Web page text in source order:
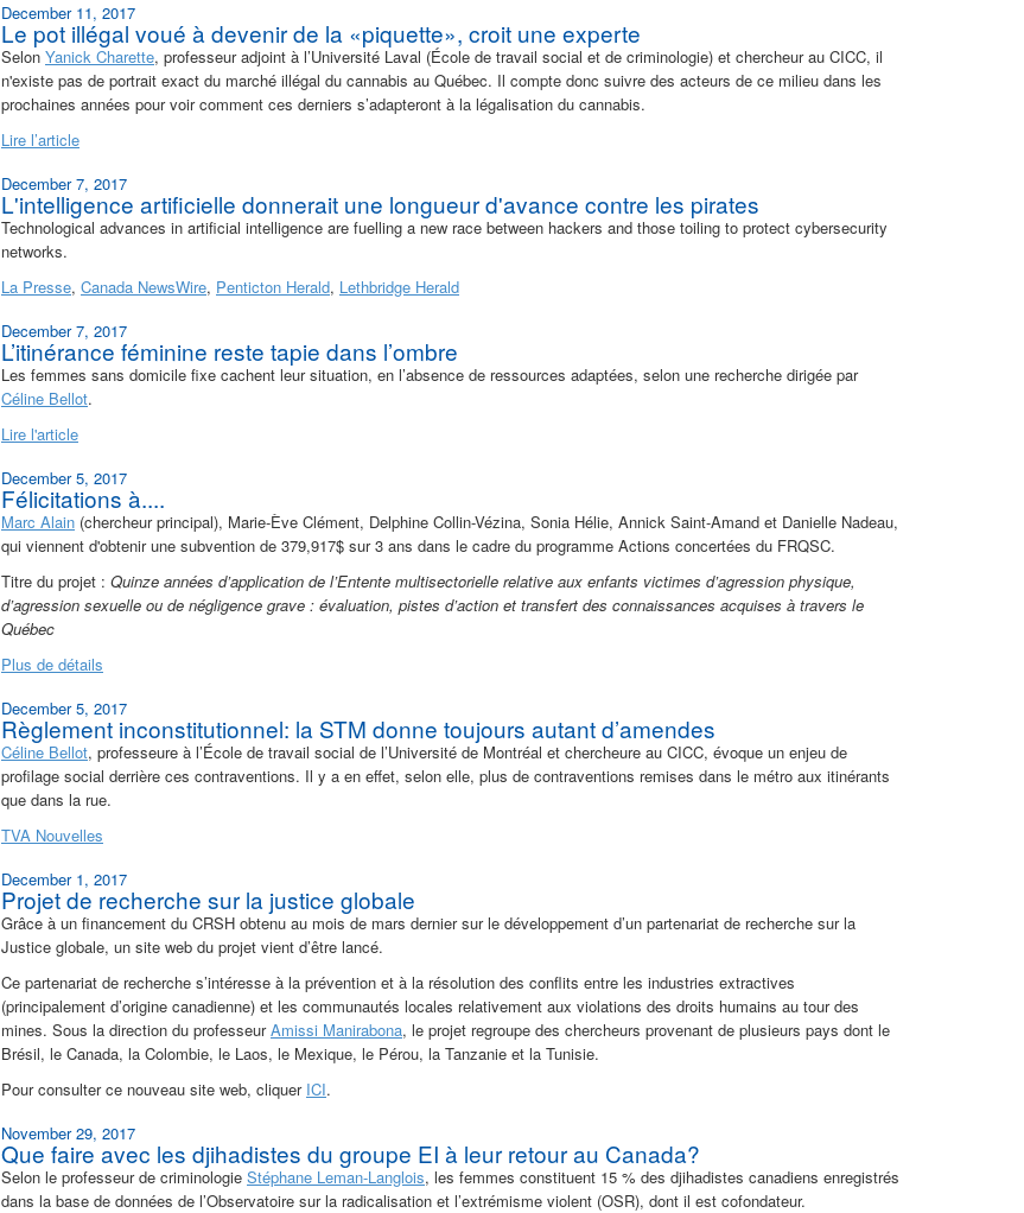
December 11, 2017
Le pot illégal voué à devenir de la «piquette», croit une experte
Selon Yanick Charette, professeur adjoint à l’Université Laval (École de travail social et de criminologie) et chercheur au CICC, il
n'existe pas de portrait exact du marché illégal du cannabis au Québec. Il compte donc suivre des acteurs de ce milieu dans les
prochaines années pour voir comment ces derniers s’adapteront à la légalisation du cannabis.
Lire l’article
December 7, 2017
L'intelligence artificielle donnerait une longueur d'avance contre les pirates
Technological advances in artificial intelligence are fuelling a new race between hackers and those toiling to protect cybersecurity
networks.
La Presse, Canada NewsWire, Penticton Herald, Lethbridge Herald
December 7, 2017
L’itinérance féminine reste tapie dans l’ombre
Les femmes sans domicile fixe cachent leur situation, en l’absence de ressources adaptées, selon une recherche dirigée par
Céline Bellot.
Lire l'article
December 5, 2017
Félicitations à....
Marc Alain (chercheur principal), Marie-Ève Clément, Delphine Collin-Vézina, Sonia Hélie, Annick Saint-Amand et Danielle Nadeau,
qui viennent d'obtenir une subvention de 379,917$ sur 3 ans dans le cadre du programme Actions concertées du FRQSC.
Titre du projet : Quinze années d’application de l’Entente multisectorielle relative aux enfants victimes d’agression physique,
d’agression sexuelle ou de négligence grave : évaluation, pistes d’action et transfert des connaissances acquises à travers le
Québec
Plus de détails
December 5, 2017
Règlement inconstitutionnel: la STM donne toujours autant d’amendes
Céline Bellot, professeure à l’École de travail social de l’Université de Montréal et chercheure au CICC, évoque un enjeu de
profilage social derrière ces contraventions. Il y a en effet, selon elle, plus de contraventions remises dans le métro aux itinérants
que dans la rue.
TVA Nouvelles
December 1, 2017
Projet de recherche sur la justice globale
Grâce à un financement du CRSH obtenu au mois de mars dernier sur le développement d’un partenariat de recherche sur la
Justice globale, un site web du projet vient d’être lancé.
Ce partenariat de recherche s’intéresse à la prévention et à la résolution des conflits entre les industries extractives
(principalement d’origine canadienne) et les communautés locales relativement aux violations des droits humains au tour des
mines. Sous la direction du professeurAmissi Manirabona, le projet regroupe des chercheurs provenant de plusieurs pays dont le
Brésil, le Canada, la Colombie, le Laos, le Mexique, le Pérou, la Tanzanie et la Tunisie.
Pour consulter ce nouveau site web, cliquer ICI.
November 29, 2017
Que faire avec les djihadistes du groupe EI à leur retour au Canada?
Selon le professeur de criminologie Stéphane Leman-Langlois, les femmes constituent 15 % des djihadistes canadiens enregistrés
dans la base de données de l’Observatoire sur la radicalisation et l’extrémisme violent (OSR), dont il est cofondateur.